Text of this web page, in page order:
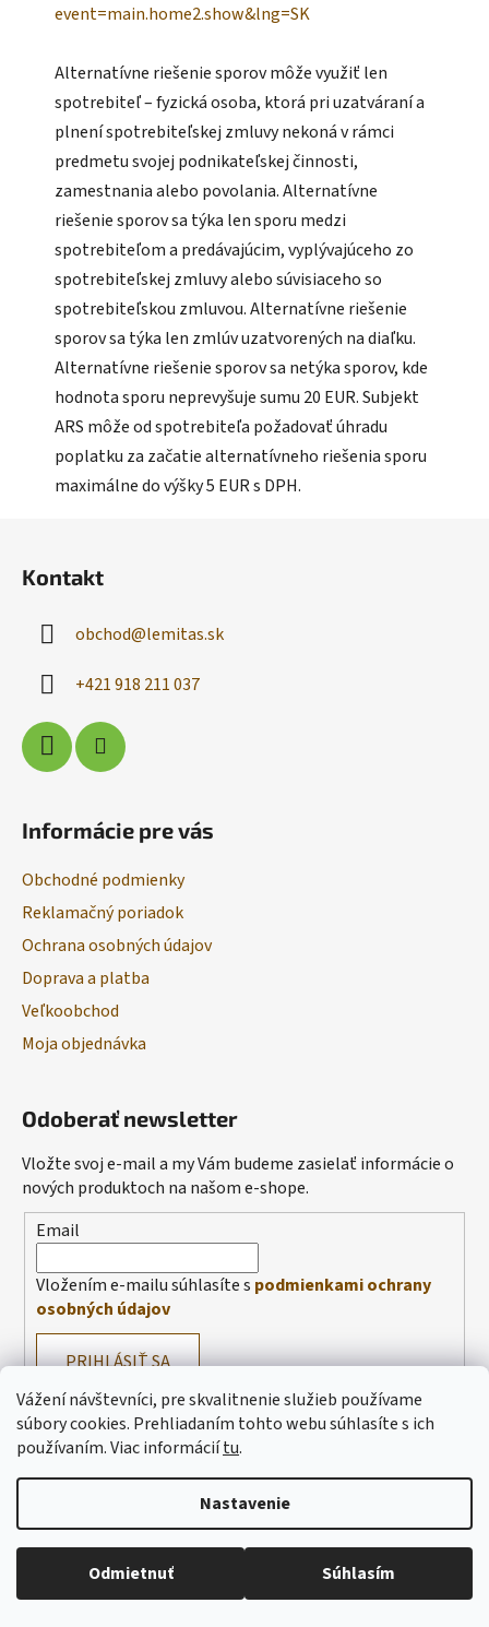
Vážení návštevníci, pre skvalitnenie služieb používame
súbory cookies. Prehliadaním tohto webu súhlasíte s ich
používaním.Viac informáciítu.
Nastavenie
Odmietnuť Súhlasím
event=main.home2.show&lng=SK
Alternatívne riešenie sporov môže využiť len
spotrebiteľ – fyzická osoba, ktorá pri uzatváraní a
plnení spotrebiteľskej zmluvy nekoná v rámci
predmetu svojej podnikateľskej činnosti,
zamestnania alebo povolania. Alternatívne
riešenie sporov sa týka len sporu medzi
spotrebiteľom a predávajúcim, vyplývajúceho zo
spotrebiteľskej zmluvy alebo súvisiaceho so
spotrebiteľskou zmluvou. Alternatívne riešenie
sporov sa týka len zmlúv uzatvorených na diaľku.
Alternatívne riešenie sporov sa netýka sporov, kde
hodnota sporu neprevyšuje sumu 20 EUR. Subjekt
ARS môže od spotrebiteľa požadovať úhradu
poplatku za začatie alternatívneho riešenia sporu
maximálne do výšky 5 EUR s DPH.
Kontakt
obchod@lemitas.sk
+421 918 211 037
Informácie pre vás
Obchodné podmienky
Reklamačný poriadok
Ochrana osobných údajov
Doprava a platba
Veľkoobchod
Moja objednávka
Odoberať newsletter
Vložte svoj e-mail a my Vám budeme zasielať informácie o
nových produktoch na našom e-shope.
Email
Vložením e-mailu súhlasíte s podmienkami ochrany
osobných údajov
PRIHLÁSIŤ SA
Prihlásenie